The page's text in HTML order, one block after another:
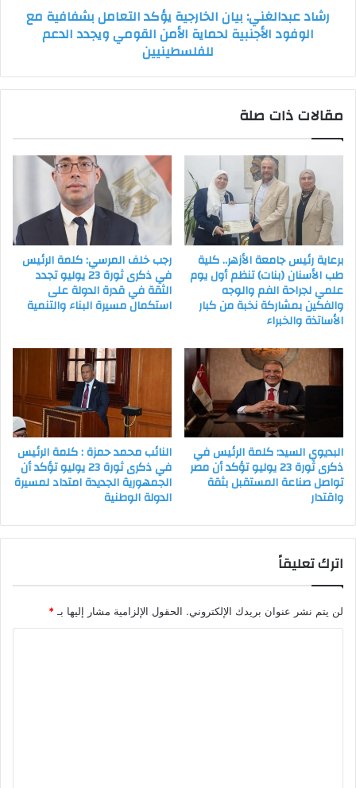
الأجنبية
ويجدد
للفلسطينيين
رشاد عبدالغني: بيان الخارجية يؤكد التعامل بشفافية مع
الوفود الأجنبية لحماية الأمن القومي ويجدد الدعم
للفلسطينيين
مقالات ذات صلة
برعاية رئيس جامعة الأزهر.. كلية
طب الأسنان (بنات) تنظم أول يوم
علمي لجراحة الفم والوجه
والفكين بمشاركة نخبة من كبار
الأساتذة والخبراء
رجب خلف المرسي: كلمة الرئيس
في ذكرى ثورة 23 يوليو تجدد
الثقة في قدرة الدولة على
استكمال مسيرة البناء والتنمية
البديوي السيد: كلمة الرئيس في
ذكرى ثورة 23 يوليو تؤكد أن مصر
تواصل صناعة المستقبل بثقة
واقتدار
النائب محمد حمزة : كلمة الرئيس
في ذكرى ثورة 23 يوليو تؤكد أن
الجمهورية الجديدة امتداد لمسيرة
الدولة الوطنية
اترك تعليقاً
لن يتم نشر عنوان بريدك الإلكتروني. الحقول الإلزامية مشار إليها بـ*